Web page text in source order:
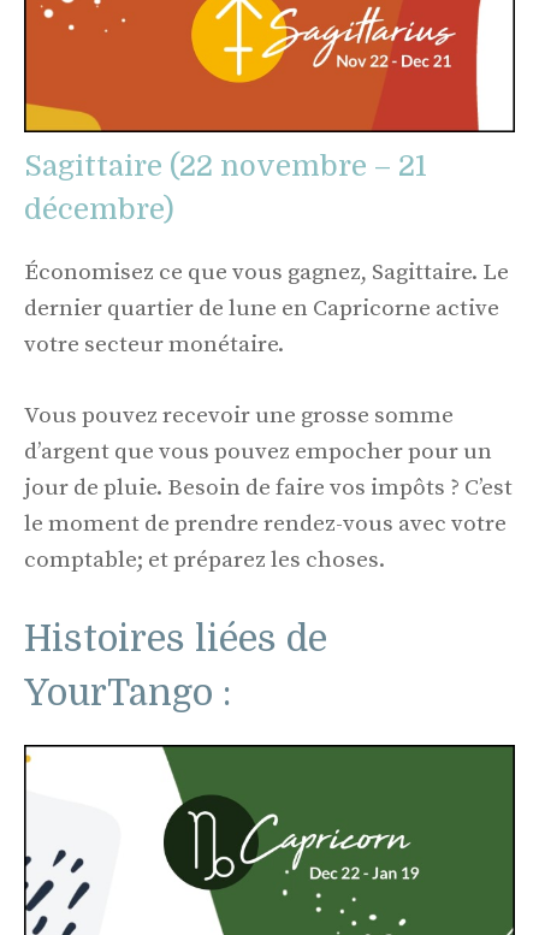
Sagittaire (22 novembre – 21
décembre)
Économisez ce que vous gagnez, Sagittaire. Le
dernier quartier de lune en Capricorne active
votre secteur monétaire.
Vous pouvez recevoir une grosse somme
d’argent que vous pouvez empocher pour un
jour de pluie. Besoin de faire vos impôts ? C’est
le moment de prendre rendez-vous avec votre
comptable; et préparez les choses.
Histoires liées de
YourTango :